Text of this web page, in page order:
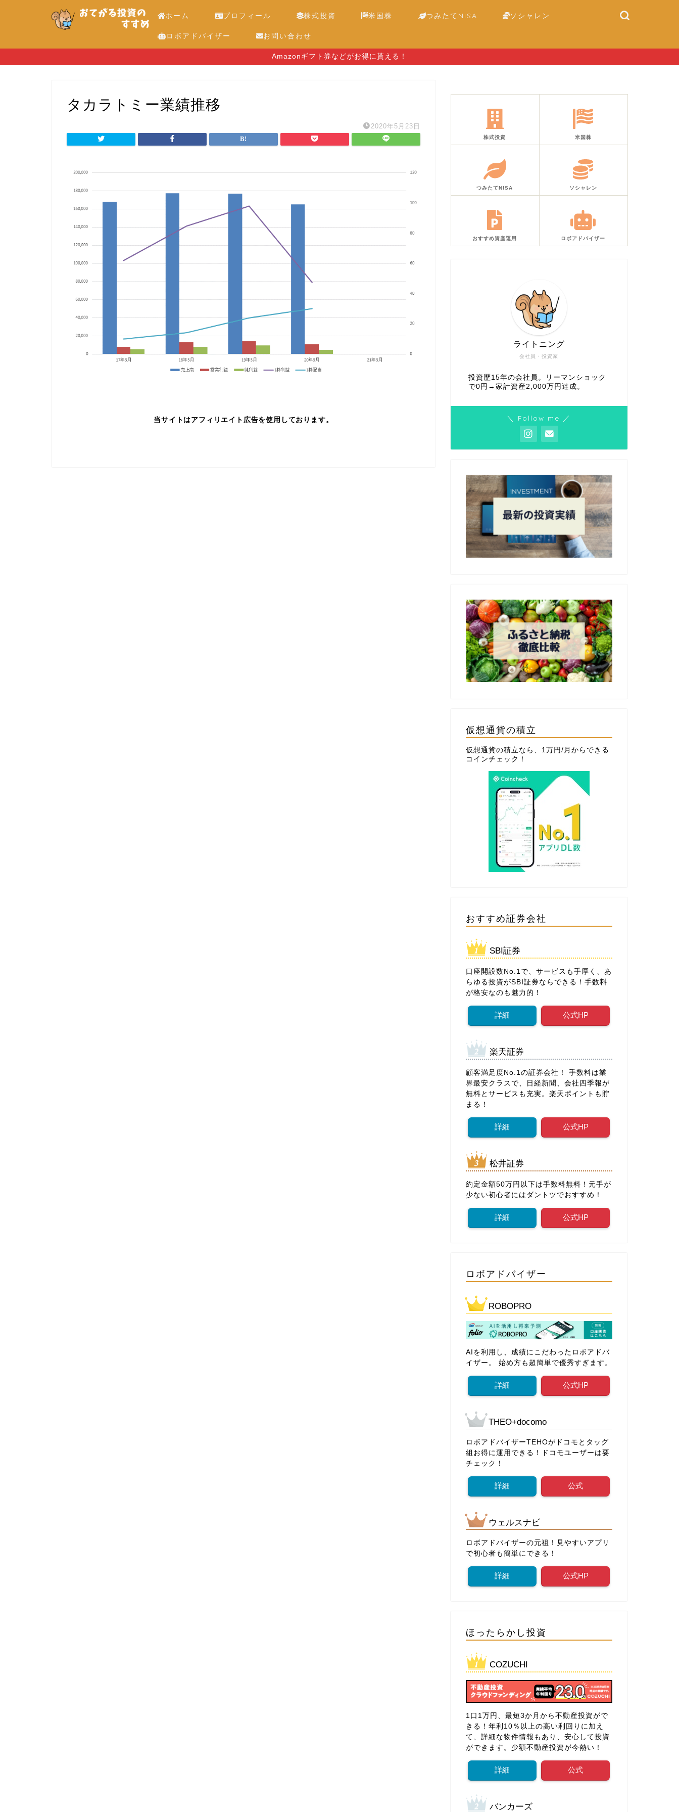
ホーム プロフィール 株式投資 米国株 つみたてNISA ソシャレン
ロボアドバイザー お問い合わせ
Amazonギフト券などがお得に貰える！
タカラトミー業績推移
2020年5月23日
当サイトはアフィリエイト広告を使用しております。
株式投資 米国株
つみたてNISA ソシャレン
おすすめ資産運用 ロボアドバイザー
会社員・投資家
ライトニング
投資歴15年の会社員。リーマンショック
で0円→家計資産2,000万円達成。
＼ Follow me ／
仮想通貨の積立
仮想通貨の積立なら、1万円/月からできる
コインチェック ！
おすすめ証券会社
SBI証券
口座開設数No.1で、サービスも手厚く、あ
らゆる投資がSBI証券ならできる！手数料
が格安なのも魅力的！
詳細 公式HP
楽天証券
顧客満足度No.1の証券会社！ 手数料は業
界最安クラスで、日経新聞、会社四季報が
無料とサービスも充実。楽天ポイントも貯
まる！
詳細 公式HP
松井証券
約定金額50万円以下は手数料無料！元手が
少ない初心者にはダントツでおすすめ！
詳細 公式HP
ロボアドバイザー
ROBOPRO
AIを利用し、成績にこだわったロボアドバ
イザー。 始め方も超簡単で優秀すぎます。
詳細 公式HP
THEO+docomo
ロボアドバイザーTEHOがドコモとタッグ
組お得に運用できる！ドコモユーザーは要
チェック！
詳細 公式
ウェルスナビ
ロボアドバイザーの元祖！見やすいアプリ
で初心者も簡単にできる！
詳細 公式HP
ほったらかし投資
COZUCHI
1口1万円、最短3か月から不動産投資がで
きる！年利10％以上の高い利回りに加え
て、詳細な物件情報もあり、安心して投資
ができます。少額不動産投資が今熱い！
詳細 公式
バンカーズ